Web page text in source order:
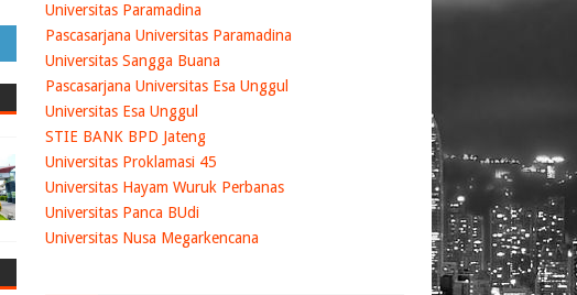
Universitas Paramadina
Pascasarjana Universitas Paramadina
Universitas Sangga Buana
Pascasarjana Universitas Esa Unggul
Universitas Esa Unggul
STIE BANK BPD Jateng
Universitas Proklamasi 45
Universitas Hayam Wuruk Perbanas
Universitas Panca BUdi
Universitas Nusa Megarkencana